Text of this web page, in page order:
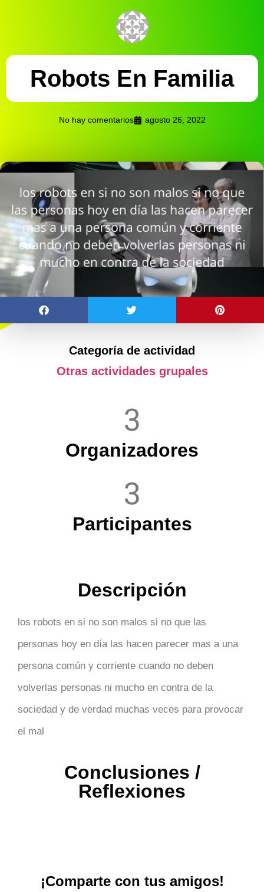
Robots En Familia
No hay comentarios agosto 26, 2022
Categoría de actividad
Otras actividades grupales
3
Organizadores
3
Participantes
Descripción
los robots en si no son malos si no que las
personas hoy en día las hacen parecer mas a una
persona común y corriente cuando no deben
volverlas personas ni mucho en contra de la
sociedad y de verdad muchas veces para provocar
el mal
Conclusiones /
Reflexiones
¡Comparte con tus amigos!